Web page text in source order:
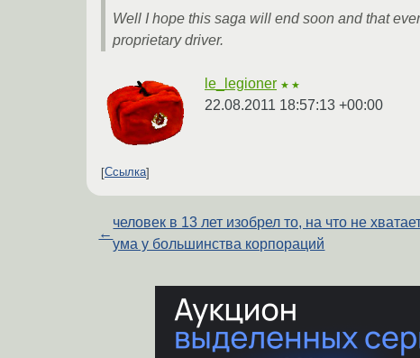
Well I hope this saga will end soon and that
proprietary driver.
le_legioner ★★
22.08.2011 18:57:13 +00:00
Ссылка
←
человек в 13 лет изобрел то, на что не
ума у большинства корпораций